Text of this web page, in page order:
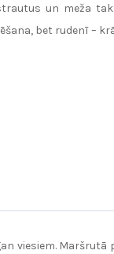
un meža
bet rudenī –
viesiem. Maršrutā